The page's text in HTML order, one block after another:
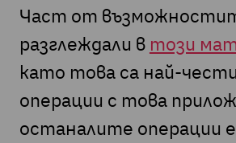
Част от
разглеждали в този
като това са най-
операции с това
останалите операции е